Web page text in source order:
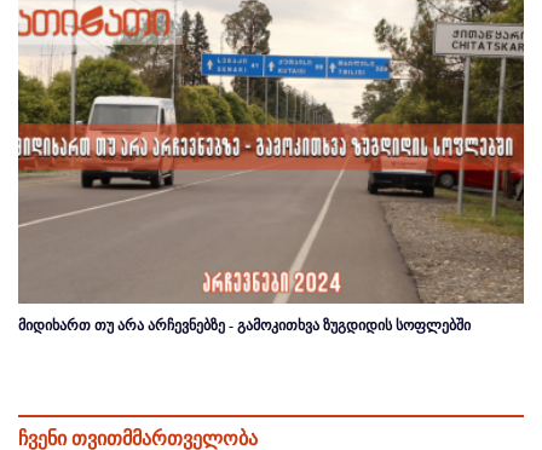
მიდიხართ თუ არა არჩევნებზე - გამოკითხვა ზუგდიდის სოფლებში
ჩვენი თვითმმართველობა